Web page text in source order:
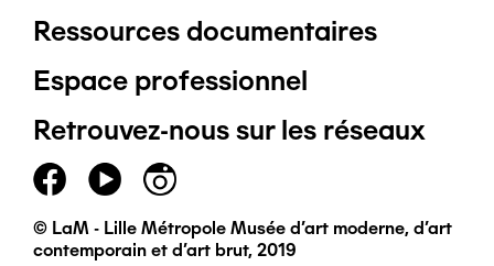
Pied
de
page
principal
Ressources documentaires
Espace professionnel
Retrouvez-nous sur les réseaux
© LaM - Lille Métropole Musée d'art moderne, d'art
contemporain et d'art brut, 2019